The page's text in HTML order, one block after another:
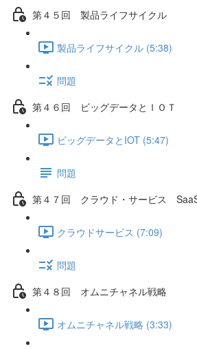
第４５回 製品ライフサイクル
製品ライフサイクル (5:38)
問題
第４６回 ビッグデータとＩＯＴ
ビッグデータとIOT (5:47)
問題
第４７回 クラウド・サービス
クラウドサービス (7:09)
問題
第４８回 オムニチャネル戦略
オムニチャネル戦略 (3:33)